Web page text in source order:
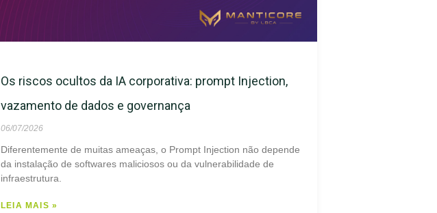
Os riscos ocultos da IA corporativa: prompt Injection,
vazamento de dados e governança
06/07/2026
Diferentemente de muitas ameaças, o Prompt Injection não depende
da instalação de softwares maliciosos ou da vulnerabilidade de
infraestrutura.
LEIA MAIS »